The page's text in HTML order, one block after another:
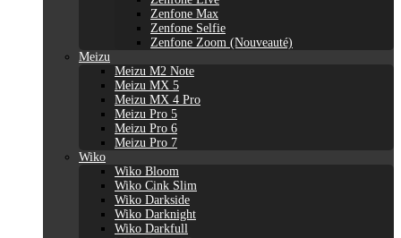
Zenfone Max
Zenfone Selfie
Zenfone Zoom (Nouveauté)
Meizu
Meizu M2 Note
Meizu MX 5
Meizu MX 4 Pro
Meizu Pro 5
Meizu Pro 6
Meizu Pro 7
Wiko
Wiko Bloom
Wiko Cink Slim
Wiko Darkside
Wiko Darknight
Wiko Darkfull